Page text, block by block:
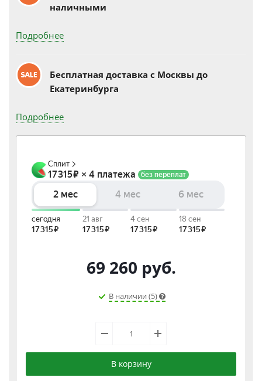
наличными
Подробнее
Бесплатная доставка c Москвы до
Екатеринбурга
Подробнее
69 260 руб.
В наличии (5)
В корзину